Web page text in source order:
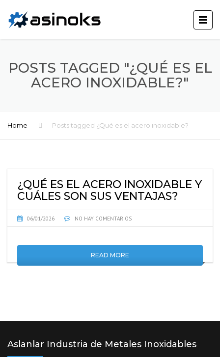
POSTS TAGGED "¿QUÉ ES EL
ACERO INOXIDABLE?"
Home Posts tagged ¿Qué es el acero inoxidable?
¿QUÉ ES EL ACERO INOXIDABLE Y
CUÁLES SON SUS VENTAJAS?
06/01/2026 NO HAY COMENTARIOS
READ MORE
Aslanlar Industria de Metales Inoxidables